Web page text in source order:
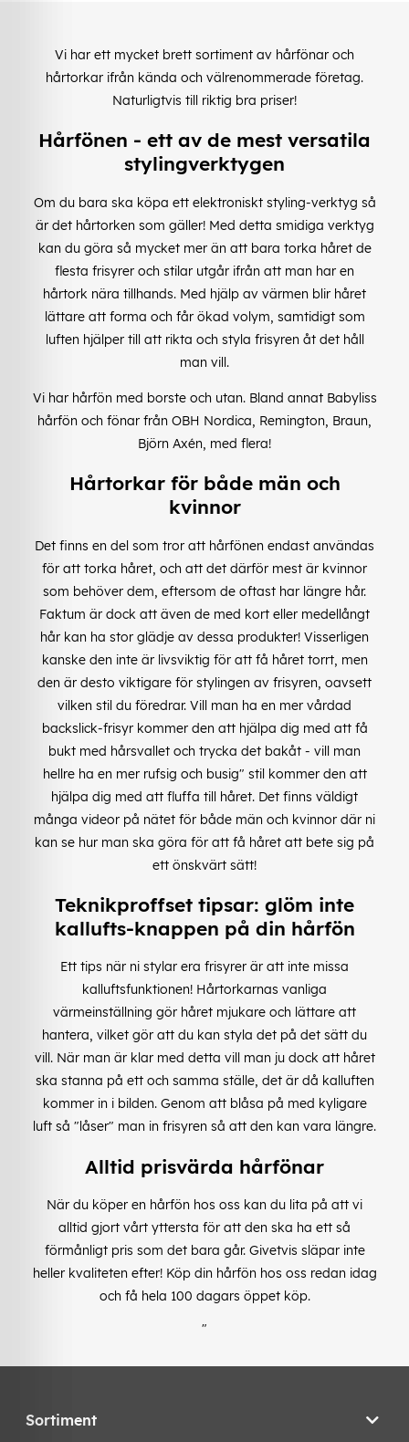
Vi har ett mycket brett sortiment av hårfönar och
hårtorkar ifrån kända och välrenommerade företag.
Naturligtvis till riktig bra priser!
Hårfönen - ett av de mest versatila
stylingverktygen
Om du bara ska köpa ett elektroniskt styling-verktyg så
är det hårtorken som gäller! Med detta smidiga verktyg
kan du göra så mycket mer än att bara torka håret de
flesta frisyrer och stilar utgår ifrån att man har en
hårtork nära tillhands. Med hjälp av värmen blir håret
lättare att forma och får ökad volym, samtidigt som
luften hjälper till att rikta och styla frisyren åt det håll
man vill.
Vi har hårfön med borste och utan. Bland annat Babyliss
hårfön och fönar från OBH Nordica, Remington, Braun,
Björn Axén, med flera!
Hårtorkar för både män och
kvinnor
Det finns en del som tror att hårfönen endast användas
för att torka håret, och att det därför mest är kvinnor
som behöver dem, eftersom de oftast har längre hår.
Faktum är dock att även de med kort eller medellångt
hår kan ha stor glädje av dessa produkter! Visserligen
kanske den inte är livsviktig för att få håret torrt, men
den är desto viktigare för stylingen av frisyren, oavsett
vilken stil du föredrar. Vill man ha en mer vårdad
backslick-frisyr kommer den att hjälpa dig med att få
bukt med hårsvallet och trycka det bakåt - vill man
hellre ha en mer rufsig och busig" stil kommer den att
hjälpa dig med att fluffa till håret. Det finns väldigt
många videor på nätet för både män och kvinnor där ni
kan se hur man ska göra för att få håret att bete sig på
ett önskvärt sätt!
Teknikproffset tipsar: glöm inte
kallufts-knappen på din hårfön
Ett tips när ni stylar era frisyrer är att inte missa
kalluftsfunktionen! Hårtorkarnas vanliga
värmeinställning gör håret mjukare och lättare att
hantera, vilket gör att du kan styla det på det sätt du
vill. När man är klar med detta vill man ju dock att håret
ska stanna på ett och samma ställe, det är då kalluften
kommer in i bilden. Genom att blåsa på med kyligare
luft så "låser" man in frisyren så att den kan vara längre.
Alltid prisvärda hårfönar
När du köper en hårfön hos oss kan du lita på att vi
alltid gjort vårt yttersta för att den ska ha ett så
förmånligt pris som det bara går. Givetvis släpar inte
heller kvaliteten efter! Köp din hårfön hos oss redan idag
och få hela 100 dagars öppet köp.
"
Sortiment